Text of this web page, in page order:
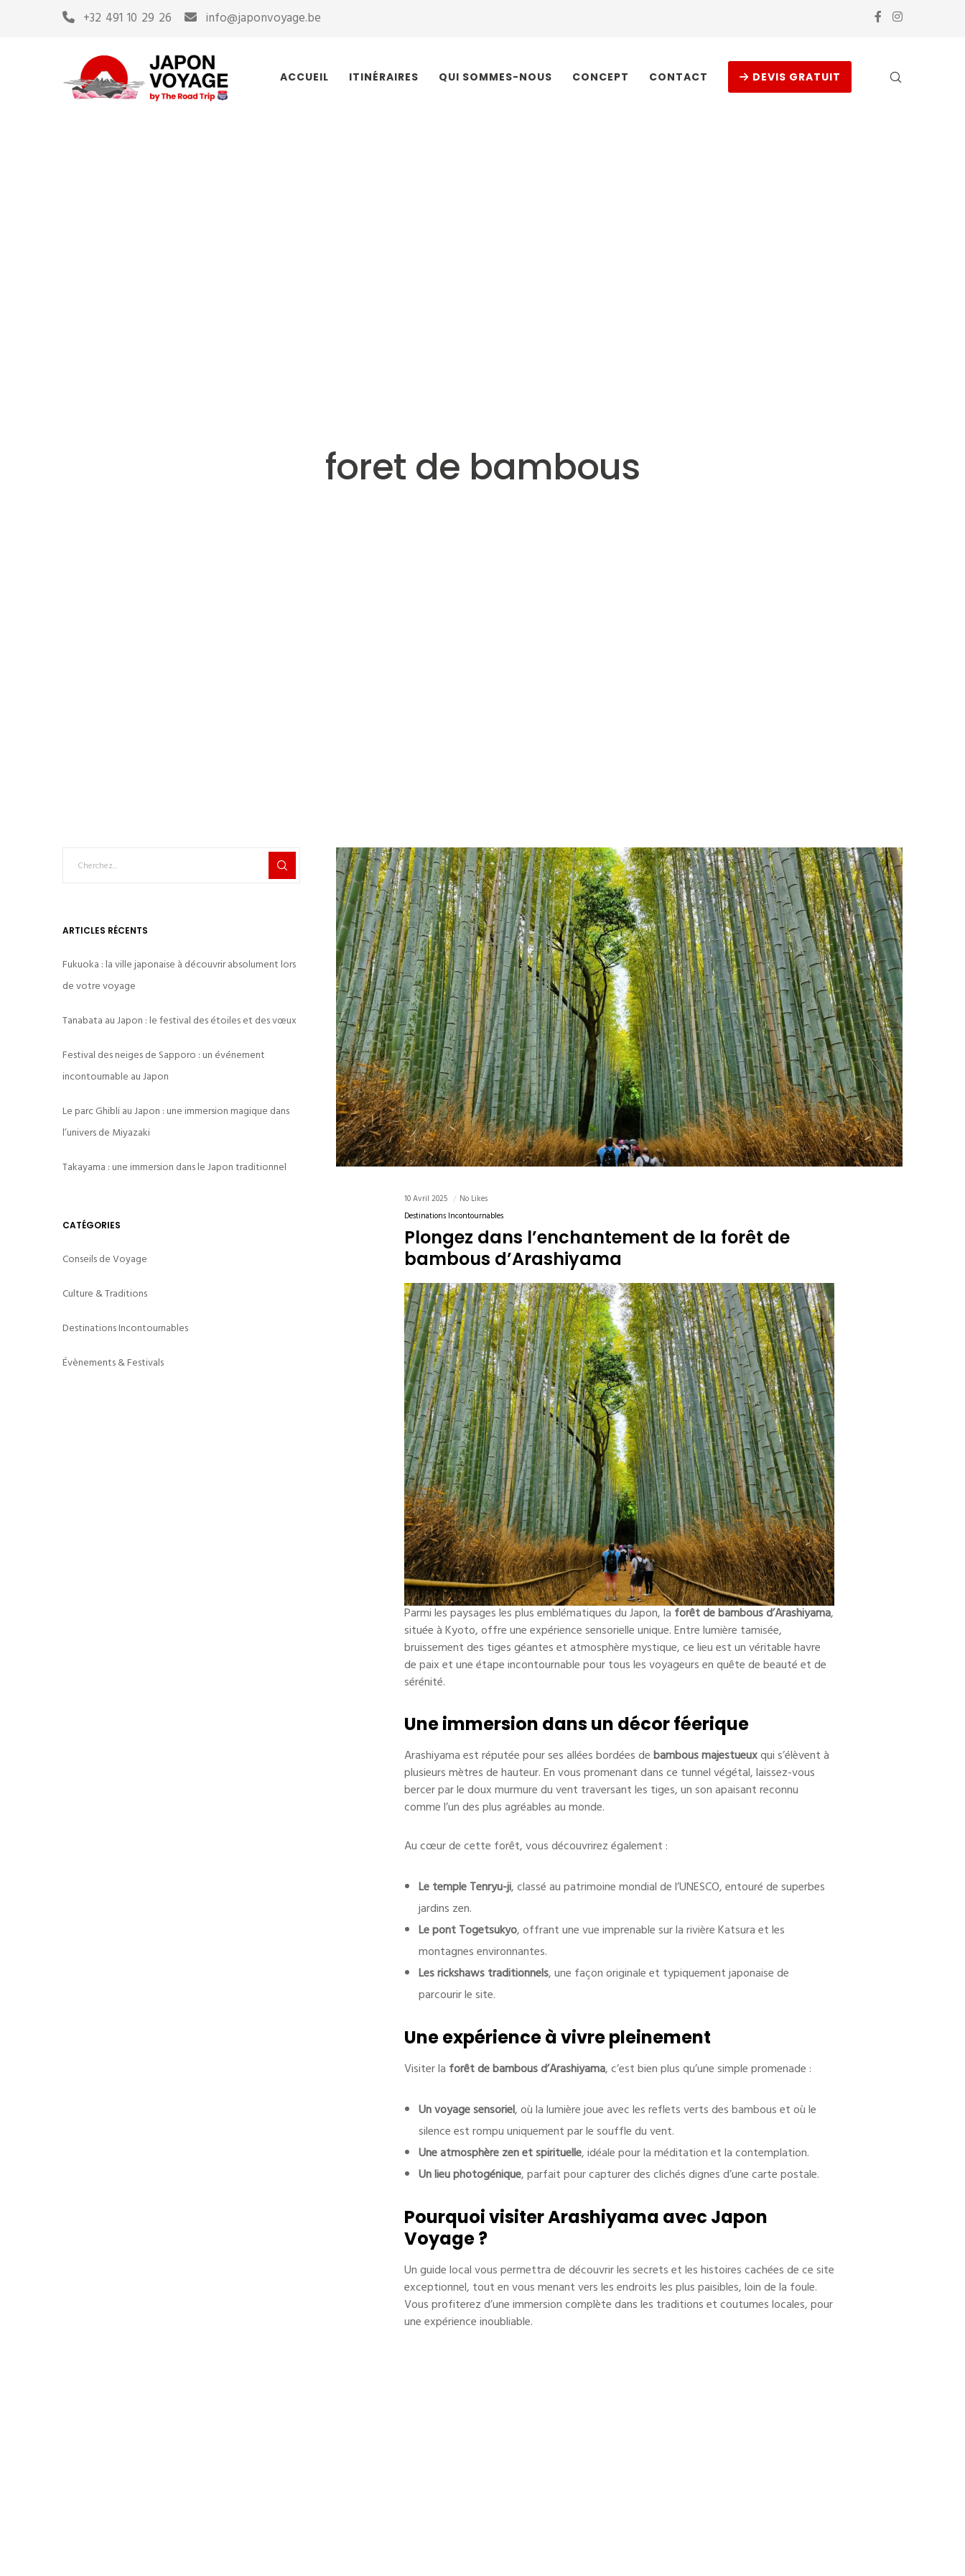
+32 491 10 29 26 info@japonvoyage.be
ACCUEIL ITINÉRAIRES QUI SOMMES-NOUS CONCEPT CONTACT DEVIS GRATUIT
foret de bambous
10 Avril 2025
No Likes
Destinations Incontournables
Plongez dans l’enchantement de la forêt de
bambous d’Arashiyama
Parmi les paysages les plus emblématiques du Japon, la forêt de bambous d’Arashiyama,
située à Kyoto, offre une expérience sensorielle unique. Entre lumière tamisée,
bruissement des tiges géantes et atmosphère mystique, ce lieu est un véritable havre
de paix et une étape incontournable pour tous les voyageurs en quête de beauté et de
sérénité.
Une immersion dans un décor féerique
Arashiyama est réputée pour ses allées bordées debambous majestueuxqui s’élèvent à
plusieurs mètres de hauteur. En vous promenant dans ce tunnel végétal, laissez-vous
bercer par le doux murmure du vent traversant les tiges, un son apaisant reconnu
comme l’un des plus agréables au monde.
Au cœur de cette forêt, vous découvrirez également :
Le temple Tenryu-ji, classé au patrimoine mondial de l’UNESCO, entouré de superbes
jardins zen.
Le pont Togetsukyo, offrant une vue imprenable sur la rivière Katsura et les
montagnes environnantes.
Les rickshaws traditionnels, une façon originale et typiquement japonaise de
parcourir le site.
Une expérience à vivre pleinement
Visiter la forêt de bambous d’Arashiyama, c’est bien plus qu’une simple promenade :
Un voyage sensoriel, où la lumière joue avec les reflets verts des bambous et où le
silence est rompu uniquement par le souffle du vent.
Une atmosphère zen et spirituelle, idéale pour la méditation et la contemplation.
Un lieu photogénique, parfait pour capturer des clichés dignes d’une carte postale.
Pourquoi visiter Arashiyama avec Japon
Voyage ?
Un guide local vous permettra de découvrir les secrets et les histoires cachées de ce site
exceptionnel, tout en vous menant vers les endroits les plus paisibles, loin de la foule.
Vous profiterez d’une immersion complète dans les traditions et coutumes locales, pour
une expérience inoubliable.
ARTICLES RÉCENTS
Fukuoka : la ville japonaise à découvrir absolument lors
de votre voyage
Tanabata au Japon : le festival des étoiles et des vœux
Festival des neiges de Sapporo : un événement
incontournable au Japon
Le parc Ghibli au Japon : une immersion magique dans
l’univers de Miyazaki
Takayama : une immersion dans le Japon traditionnel
CATÉGORIES
Conseils de Voyage
Culture & Traditions
Destinations Incontournables
Évènements & Festivals
Contactez-nous
Tel:+32 491 10 29 26
Email:info@japonvoyage.be
Lundi – Samedi: 09:00–17:00
Dimanche: Fermé
JAPONVOYAGE.BE -MENTION LÉGALES-CONDITIONS GÉNÉRALES